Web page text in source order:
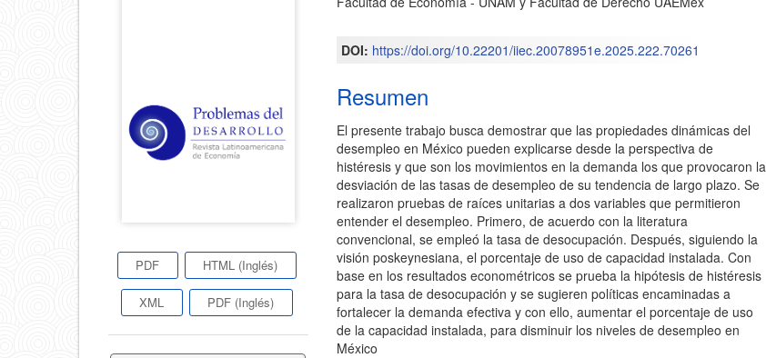
artículo
PDF HTML (Inglés)
XML PDF (Inglés)
del
artículo
DOI: https://doi.org/10.22201/iiec.20078951e.2025.222.70261
Resumen
El presente trabajo busca demostrar que las propiedades dinámicas del
desempleo en México pueden explicarse desde la perspectiva de
histéresis y que son los movimientos en la demanda los que provocaron la
desviación de las tasas de desempleo de su tendencia de largo plazo. Se
realizaron pruebas de raíces unitarias a dos variables que permitieron
entender el desempleo. Primero, de acuerdo con la literatura
convencional, se empleó la tasa de desocupación. Después, siguiendo la
visión poskeynesiana, el porcentaje de uso de capacidad instalada. Con
base en los resultados econométricos se prueba la hipótesis de histéresis
para la tasa de desocupación y se sugieren políticas encaminadas a
fortalecer la demanda efectiva y con ello, aumentar el porcentaje de uso
de la capacidad instalada, para disminuir los niveles de desempleo en
México